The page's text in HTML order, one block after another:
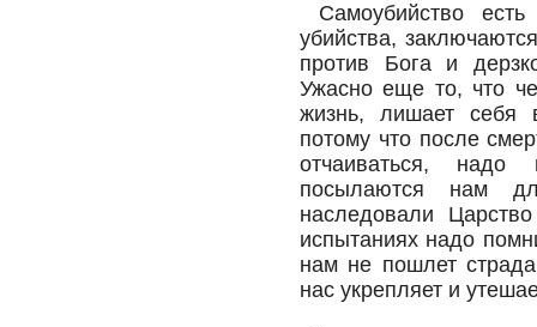
Самоубийство
убийства,
против Бога и
Ужасно еще то, что
жизнь, лишает себя
потому что после
отчаиваться, надо
посылаются нам
наследовали
испытаниях надо
нам не пошлет
нас укрепляет и